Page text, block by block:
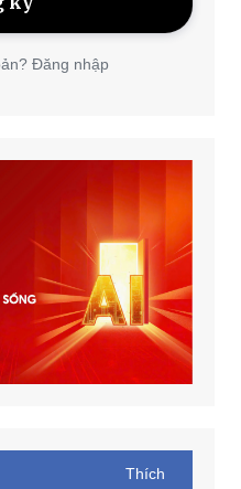
Đăng nhập
Thích